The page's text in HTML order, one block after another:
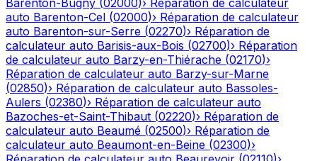
auto Barenton-Cel (02000)› Réparation de calculateur
auto Barenton-sur-Serre (02270)› Réparation de
calculateur auto Barisis-aux-Bois (02700)› Réparation
de calculateur auto Barzy-en-Thiérache (02170)›
Réparation de calculateur auto Barzy-sur-Marne
(02850)› Réparation de calculateur auto Bassoles-
Aulers (02380)› Réparation de calculateur auto
Bazoches-et-Saint-Thibaut (02220)› Réparation de
calculateur auto Beaumé (02500)› Réparation de
calculateur auto Beaumont-en-Beine (02300)›